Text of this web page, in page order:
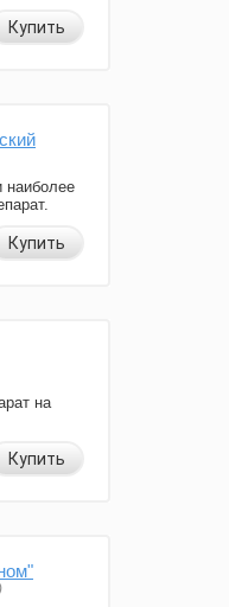
Купить
наиболее
Купить
на
Купить